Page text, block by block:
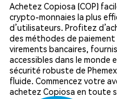
Achetez Copiosa (COP)
crypto-monnaies la plus
d’utilisateurs. Profitez
des méthodes de
virements bancaires,
accessibles dans le
sécurité robuste de
fluide. Commencez votre
achetez Copiosa en toute